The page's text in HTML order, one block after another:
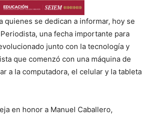
quienes se dedican a informar, hoy se
una fecha importante para
junto con la tecnología y
que comenzó con una máquina de
a la computadora, el celular y la tableta
en honor a Manuel Caballero,